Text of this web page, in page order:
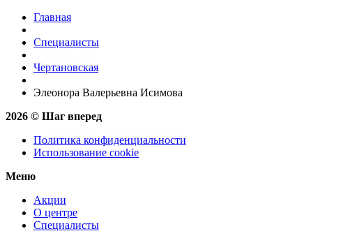
Главная
Специалисты
Чертановская
Элеонора Валерьевна Исимова
2026 © Шаг вперед
Политика конфиденциальности
Использование cookie
Меню
Акции
О центре
Специалисты